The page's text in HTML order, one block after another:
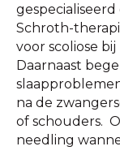
Schroth-
voor scoliose
Daarnaast
na de
of schouders.
needling